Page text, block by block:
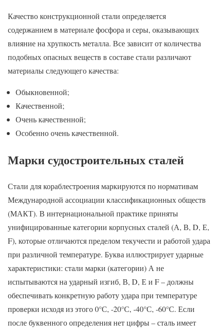
Качество конструкционной стали определяется
содержанием в материале фосфора и серы, оказывающих
влияние на хрупкость металла. Все зависит от количества
подобных опасных веществ в составе стали различают
материалы следующего качества:
Обыкновенной;
Качественной;
Очень качественной;
Особенно очень качественной.
Марки судостроительных сталей
Стали для кораблестроения маркируются по нормативам
Международной ассоциации классификационных обществ
(МАКТ). В интернациональной практике приняты
унифицированные категории корпусных сталей (А, В, D, Е,
F), которые отличаются пределом текучести и работой удара
при различной температуре. Буква иллюстрирует ударные
характеристики: стали марки (категории) А не
испытываются на ударный изгиб, В, D, Е и F – должны
обеспечивать конкретную работу удара при температуре
проверки исходя из этого 0°С, -20°С, -40°С, -60°С. Если
после буквенного определения нет цифры – сталь имеет